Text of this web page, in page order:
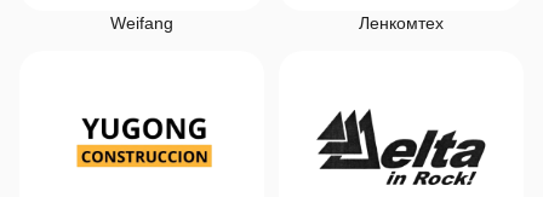
Weifang Ленкомтех